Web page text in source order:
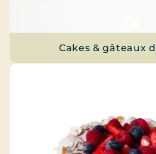
Cakes & gâteaux